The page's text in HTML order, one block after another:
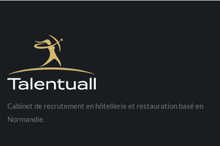
Cabinet de recrutement en hôtellerie et restauration basé en
Normandie.